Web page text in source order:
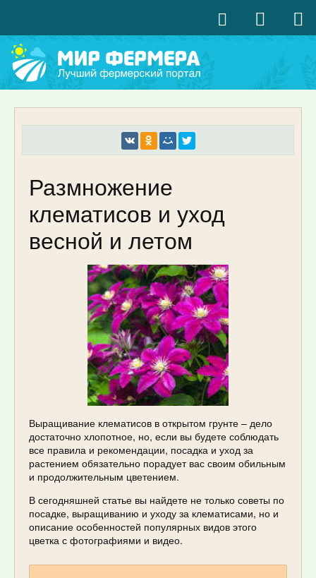
Размножение
клематисов и уход
весной и летом
Выращивание клематисов в открытом грунте – дело
достаточно хлопотное, но, если вы будете соблюдать
все правила и рекомендации, посадка и уход за
растением обязательно порадует вас своим обильным
и продолжительным цветением.
В сегодняшней статье вы найдете не только советы по
посадке, выращиванию и уходу за клематисами, но и
описание особенностей популярных видов этого
цветка с фотографиями и видео.